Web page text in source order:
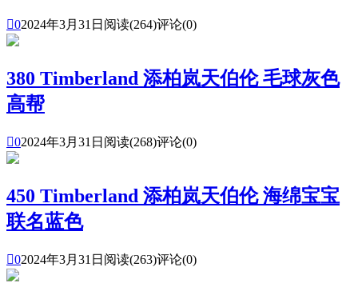
02024年3月31日 阅读(264)评论(0)
380 Timberland 添柏岚天伯伦 毛球灰色
高帮
02024年3月31日 阅读(268)评论(0)
450 Timberland 添柏岚天伯伦 海绵宝宝
联名蓝色
02024年3月31日 阅读(263)评论(0)